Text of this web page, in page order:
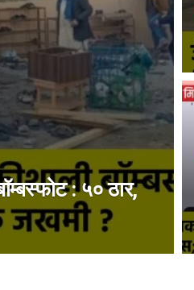
: ५० ठार,